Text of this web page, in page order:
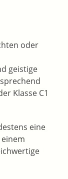
oder
geistige
Klasse C1
eine